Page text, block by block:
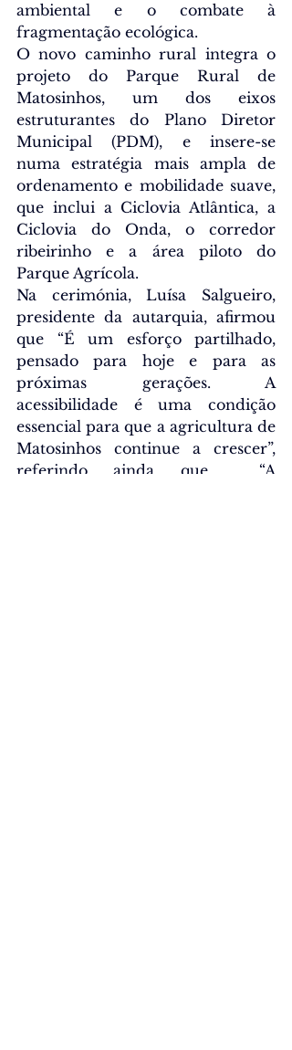
ambiental e o combate à
fragmentação ecológica.
O novo caminho rural integra o
projeto do Parque Rural de
Matosinhos, um dos eixos
estruturantes do Plano Diretor
Municipal (PDM), e insere-se
numa estratégia mais ampla de
ordenamento e mobilidade suave,
que inclui a Ciclovia Atlântica, a
Ciclovia do Onda, o corredor
ribeirinho e a área piloto do
Parque Agrícola.
Na cerimónia, Luísa Salgueiro,
presidente da autarquia, afirmou
que “É um esforço partilhado,
pensado para hoje e para as
próximas gerações. A
acessibilidade é uma condição
essencial para que a agricultura de
Matosinhos continue a crescer”,
referindo ainda que  “A